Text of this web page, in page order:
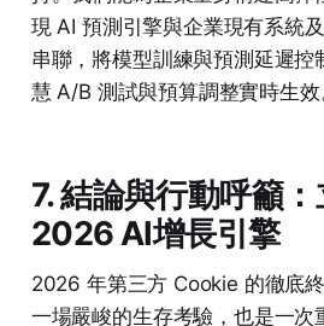
現 AI 預測引擎與企業現有系統
串聯，將模型訓練與預測延遲控
慧 A/B 測試與預算調整實時生效
7. 結論與行動呼籲
2026 AI增長引擎
2026 年第三方 Cookie 的徹底
一場嚴峻的生存考驗，也是一次